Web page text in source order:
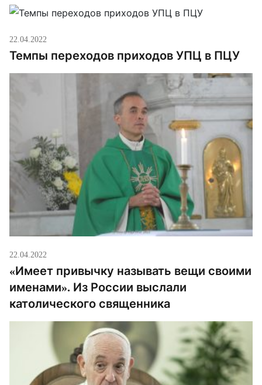
22.04.2022
Темпы переходов приходов УПЦ в ПЦУ
22.04.2022
«Имеет привычку называть вещи своими
именами». Из России выслали
католического священника